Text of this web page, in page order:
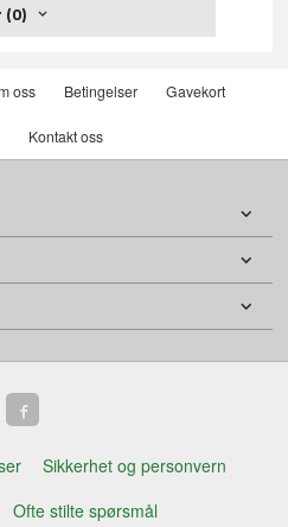
(0)
oss Betingelser Gavekort
Kontakt oss
Sikkerhet og personvern
Ofte stilte spørsmål